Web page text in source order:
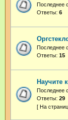
Последнее
Ответы: 6
Последнее
Ответы: 15
Научите
Последнее
Ответы: 29